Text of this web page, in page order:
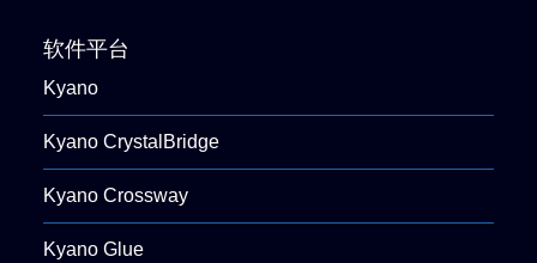
软件平台
Kyano
Kyano CrystalBridge
Kyano Crossway
Kyano Glue